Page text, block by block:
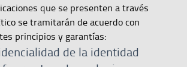
que se presenten a través
se tramitarán de acuerdo con
principios y garantías:
de la identidad